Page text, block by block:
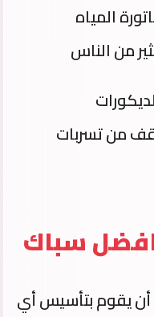
المياه
من الناس
من تسربات
سباك
يقوم بتأسيس أي